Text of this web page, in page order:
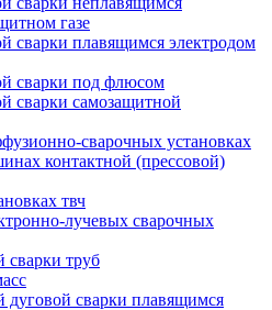
газе
сварки плавящимся электродом
сварки под флюсом
сварки самозащитной
сварочных установках
контактной (прессовой)
твч
лучевых сварочных
труб
сварки плавящимся